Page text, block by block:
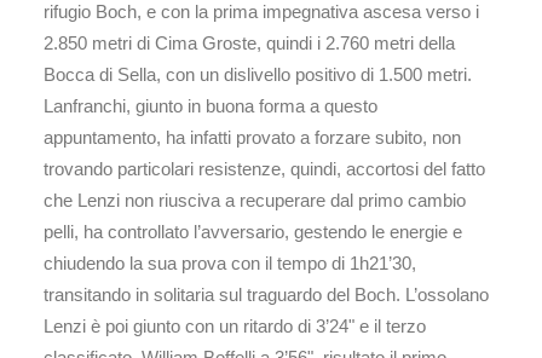
rifugio Boch, e con la prima impegnativa ascesa verso i
2.850 metri di Cima Groste, quindi i 2.760 metri della
Bocca di Sella, con un dislivello positivo di 1.500 metri.
Lanfranchi, giunto in buona forma a questo
appuntamento, ha infatti provato a forzare subito, non
trovando particolari resistenze, quindi, accortosi del fatto
che Lenzi non riusciva a recuperare dal primo cambio
pelli, ha controllato l’avversario, gestendo le energie e
chiudendo la sua prova con il tempo di 1h21’30,
transitando in solitaria sul traguardo del Boch. L’ossolano
Lenzi è poi giunto con un ritardo di 3’24" e il terzo